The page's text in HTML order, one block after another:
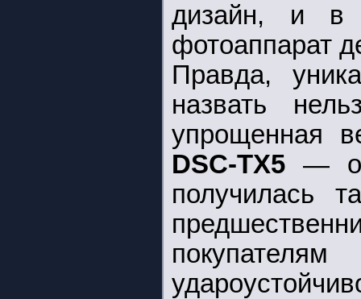
дизайн, и в
фотоаппарат
Правда,
назвать
упрощенная
DSC-TX5 —
получилась